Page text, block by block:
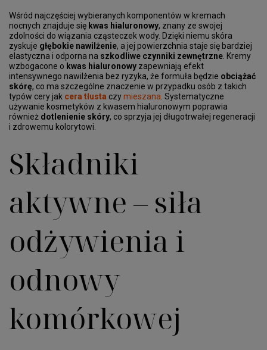
Wśród najczęściej wybieranych komponentów w kremach
nocnych znajduje się kwas hialuronowy, znany ze swojej
zdolności do wiązania cząsteczek wody. Dzięki niemu skóra
zyskuje głębokie nawilżenie, a jej powierzchnia staje się bardziej
elastyczna i odporna na szkodliwe czynniki zewnętrzne . Kremy
wzbogacone o kwas hialuronowy zapewniają efekt
intensywnego nawilżenia bez ryzyka, że formuła będzie obciążać
skórę, co ma szczególne znaczenie w przypadku osób z takich
typów cery jak cera tłusta czymieszana . Systematyczne
używanie kosmetyków z kwasem hialuronowym poprawia
również dotlenienie skóry, co sprzyja jej długotrwałej regeneracji
i zdrowemu kolorytowi.
Składniki
aktywne – siła
odżywienia i
odnowy
komórkowej